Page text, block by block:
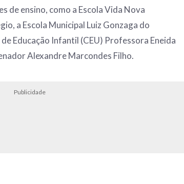
de ensino, como a Escola Vida Nova
a Escola Municipal Luiz Gonzaga do
Educação Infantil (CEU) Professora Eneida
Alexandre Marcondes Filho.
Publicidade